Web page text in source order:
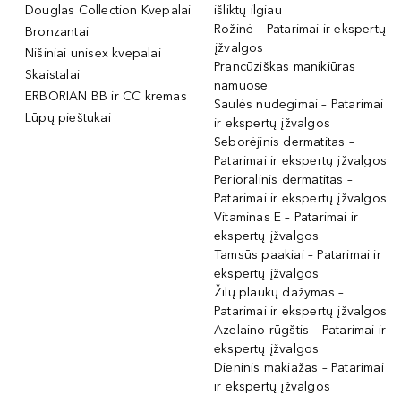
Douglas Collection Kvepalai
Bronzantai
Nišiniai unisex kvepalai
Skaistalai
ERBORIAN BB ir CC kremas
Lūpų pieštukai
išliktų ilgiau
Rožinė – Patarimai ir ekspertų
įžvalgos
Prancūziškas manikiūras
namuose
Saulės nudegimai – Patarimai
ir ekspertų įžvalgos
Seborėjinis dermatitas –
Patarimai ir ekspertų įžvalgos
Perioralinis dermatitas –
Patarimai ir ekspertų įžvalgos
Vitaminas E – Patarimai ir
ekspertų įžvalgos
Tamsūs paakiai – Patarimai ir
ekspertų įžvalgos
Žilų plaukų dažymas –
Patarimai ir ekspertų įžvalgos
Azelaino rūgštis – Patarimai ir
ekspertų įžvalgos
Dieninis makiažas – Patarimai
ir ekspertų įžvalgos